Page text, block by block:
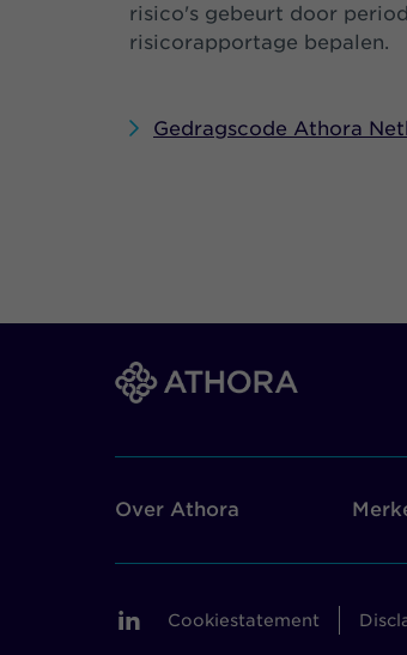
risico's gebeurt door
risicorapportage bepalen.
Gedragscode Athora
Over Athora
Cookiestatement